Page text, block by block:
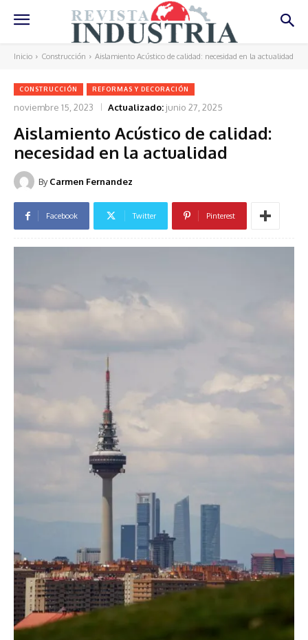
Inicio Construcción Aislamiento Acústico de calidad: necesidad en la actualidad
CONSTRUCCIÓN REFORMAS Y DECORACIÓN
noviembre 15, 2023 Actualizado: junio 27, 2025
Aislamiento Acústico de calidad:
necesidad en la actualidad
By Carmen Fernandez
Facebook Twitter Pinterest